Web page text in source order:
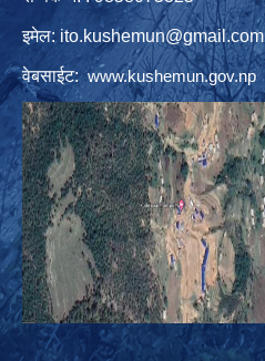
इमेल: ito.kushemun@gmail.com
वेबसाईट:www.kushemun.gov.np